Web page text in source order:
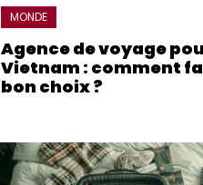
MONDE
Agence de voyage
Vietnam : comment
bon choix ?